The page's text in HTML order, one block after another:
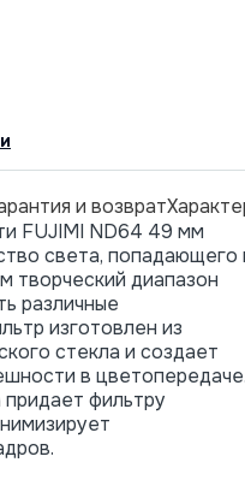
и возврат
FUJIMI ND64 49 мм
света, попадающего
творческий диапазон
различные
изготовлен из
стекла и создает
в
фильтру